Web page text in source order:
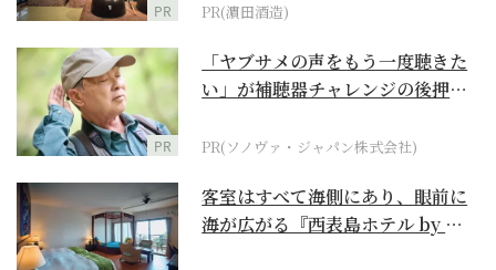
PR PR(濵田酒造)
PR
「ヤブサメの声をもう一度聴きた
い」が補聴器チャレンジの後押し
PR(ソノヴァ・ジャパン株式会社)
客室はすべて海側にあり、眼前に
海が広がる『西表島ホテル by 星